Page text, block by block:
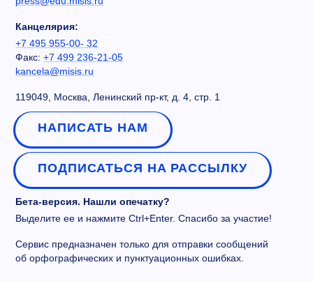
Канцелярия:
+7 495 955-00- 32
Факс: +7 499 236-21-05
kancela@misis.ru
119049, Москва, Ленинский пр-кт, д. 4, стр. 1
НАПИСАТЬ НАМ
ПОДПИСАТЬСЯ НА РАССЫЛКУ
Бета-версия. Нашли опечатку?
Выделите ее и нажмите Ctrl+Enter. Спасибо за участие!
Сервис предназначен только для отправки сообщений
об орфографических и пунктуационных ошибках.